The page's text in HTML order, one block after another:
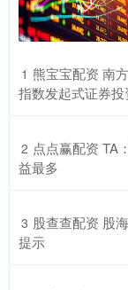
1 熊宝宝配资 南
指数发起式证券
2 点点赢配资 TA
益最多
3 股查查配资 股
提示